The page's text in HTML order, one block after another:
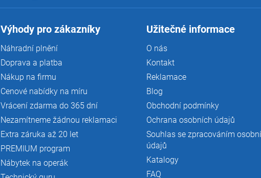
Výhody pro zákazníky
Náhradní plnění
Doprava a platba
Nákup na firmu
Cenové nabídky na míru
Vrácení zdarma do 365 dní
Nezamítneme žádnou reklamaci
Extra záruka až 20 let
PREMIUM program
Nábytek na operák
Užitečné informace
O nás
Kontakt
Reklamace
Blog
Obchodní podmínky
Ochrana osobních údajů
Souhlas se zpracováním
údajů
Katalogy
FAQ